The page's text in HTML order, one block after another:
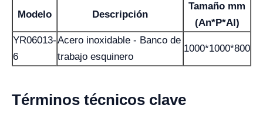
Modelo Descripción
Tamaño mm
(An*P*Al)
YR06013-
6
Acero inoxidable - Banco de
trabajo esquinero
1000*1000*800
Términos técnicos clave